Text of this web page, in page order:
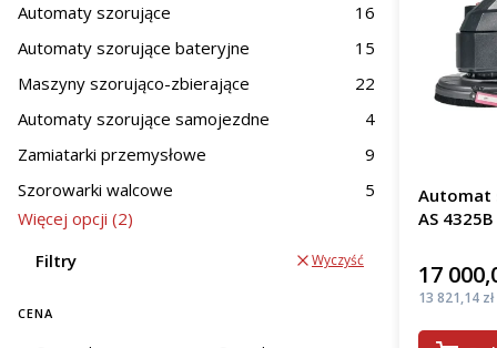
Automaty szorujące
16
Automaty szorujące bateryjne
15
Maszyny szorująco-zbierające
22
Automaty szorujące samojezdne
4
Zamiatarki przemysłowe
9
Szorowarki walcowe
5
Więcej opcji (2)
Filtry
Wyczyść
CENA
woj.
woj.
Automat
AS 4325B
Cena
17
Cena
13 821,14 zł